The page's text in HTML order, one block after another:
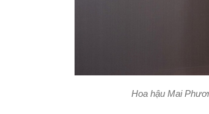
Hoa hậu Mai